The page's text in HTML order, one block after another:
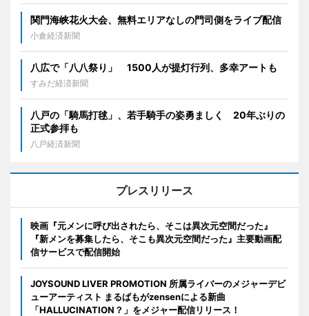
関門海峡花火大会、無料エリアなしの門司側をライブ配信
小倉経済新聞
八広で「八八祭り」 1500人が提灯行列、多幸アートも
すみだ経済新聞
八戸の「騎馬打毬」、若手騎手の姿勇ましく 20年ぶりの
正式参拝も
八戸経済新聞
プレスリリース
映画『元メンに呼び出されたら、そこは異次元空間だった』
『新メンを募集したら、そこも異次元空間だった』主要動画配
信サービスで配信開始
JOYSOUND LIVER PROMOTION 所属ライバーのメジャーデビ
ューアーティスト まるぱもがzensenによる新曲
「HALLUCINATION？」をメジャー配信リリース！